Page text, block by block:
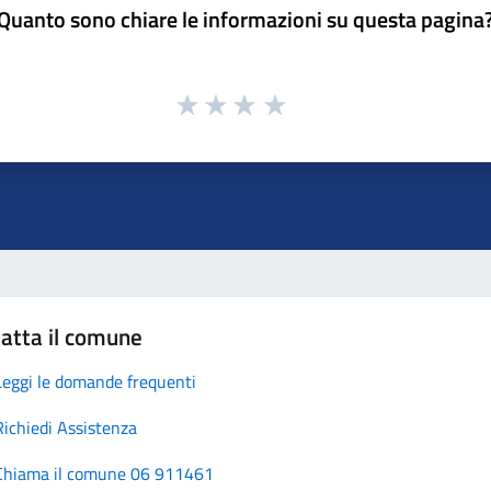
sono chiare le informazioni su questa
il comune
le domande frequenti
Assistenza
il comune 06 911461